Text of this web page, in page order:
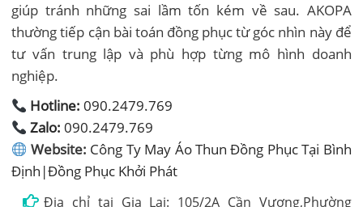
giúp tránh những sai lầm tốn kém về sau. AKOPA
thường tiếp cận bài toán đồng phục từ góc nhìn này để
tư vấn trung lập và phù hợp từng mô hình doanh
nghiệp.
Hotline: 090.2479.769
Zalo: 090.2479.769
Website: Công Ty May Áo Thun Đồng Phục Tại Bình
Định|Đồng Phục Khởi Phát
Địa chỉ tại Gia Lai: 105/2A Cần Vương,Phường